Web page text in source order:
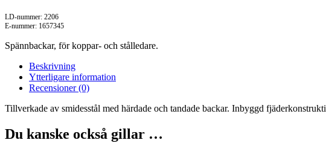
LD-nummer: 2206
E-nummer: 1657345
Spännbackar, för koppar- och stålledare.
Beskrivning
Ytterligare information
Recensioner (0)
Tillverkade av smidesstål med härdade och tandade backar. Inbyggd
Du kanske också gillar …